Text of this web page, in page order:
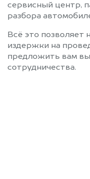
сервисный центр,
разбора
Всё это позволяет
издержки на
предложить вам
сотрудничества.